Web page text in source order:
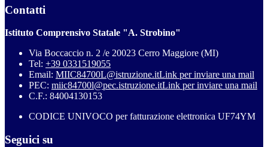
Contatti
Istituto Comprensivo Statale "A. Strobino"
Via Boccaccio n. 2 /e 20023 Cerro Maggiore (MI)
Tel: +39 0331519055
Email: MIIC84700L@istruzione.itLink per inviare una mail
PEC: miic84700l@pec.istruzione.itLink per inviare una mail
C.F.: 84004130153
CODICE UNIVOCO per fatturazione elettronica UF74YM
Seguici su